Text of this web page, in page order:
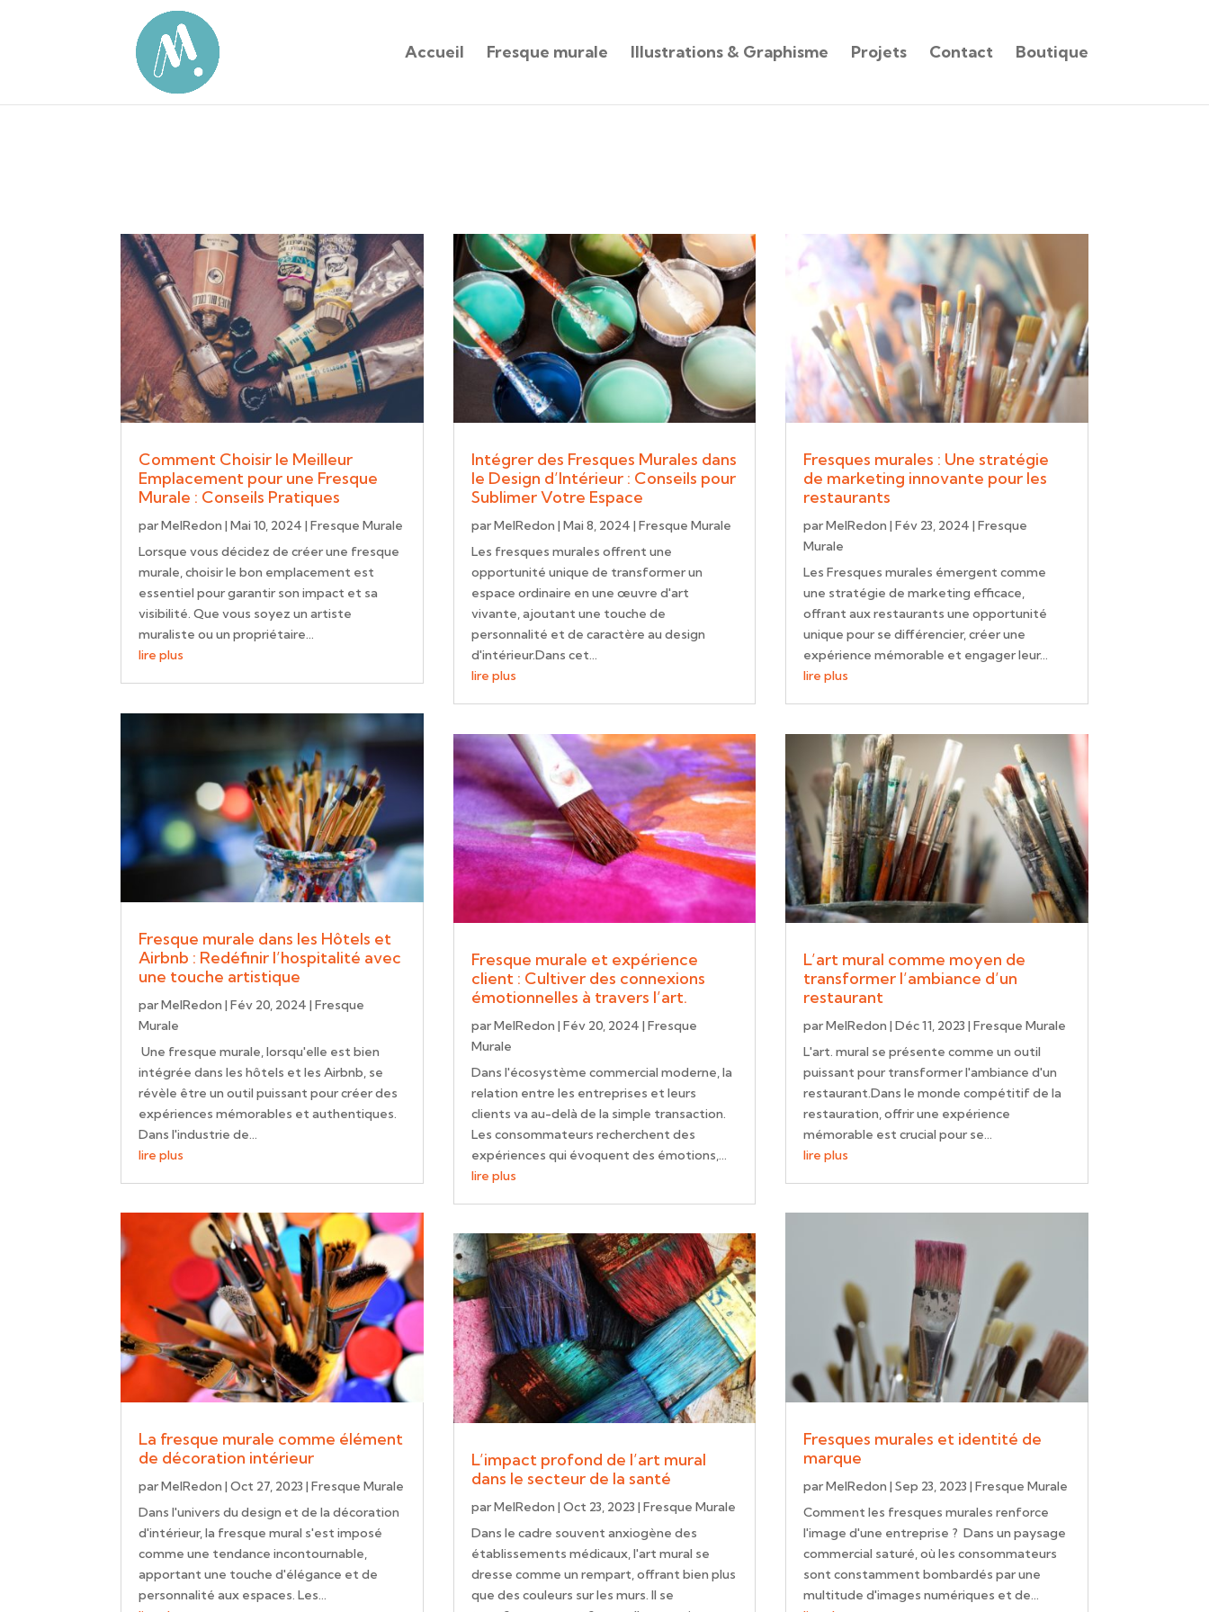
Accueil Fresque murale Illustrations & Graphisme Projets Contact Boutique
Comment Choisir le Meilleur
Emplacement pour une Fresque
Murale : Conseils Pratiques
parMelRedon |Mai 10, 2024 |Fresque Murale
Lorsque vous décidez de créer une fresque
murale, choisir le bon emplacement est
essentiel pour garantir son impact et sa
visibilité. Que vous soyez un artiste
muraliste ou un propriétaire...
lire plus
Fresque murale dans les Hôtels et
Airbnb : Redéfinir l’hospitalité avec
une touche artistique
parMelRedon |Fév 20, 2024 |Fresque
Murale
Une fresque murale, lorsqu'elle est bien
intégrée dans les hôtels et les Airbnb, se
révèle être un outil puissant pour créer des
expériences mémorables et authentiques.
Dans l'industrie de...
lire plus
La fresque murale comme élément
de décoration intérieur
parMelRedon |Oct 27, 2023 |Fresque Murale
Dans l'univers du design et de la décoration
d'intérieur, la fresque mural s'est imposé
comme une tendance incontournable,
apportant une touche d'élégance et de
personnalité aux espaces. Les...
Intégrer des Fresques Murales dans
le Design d’Intérieur : Conseils pour
Sublimer Votre Espace
parMelRedon | Mai 8, 2024 | Fresque Murale
Les fresques murales offrent une
opportunité unique de transformer un
espace ordinaire en une œuvre d'art
vivante, ajoutant une touche de
personnalité et de caractère au design
d'intérieur.Dans cet...
lire plus
Fresque murale et expérience
client : Cultiver des connexions
émotionnelles à travers l’art.
parMelRedon | Fév 20, 2024 | Fresque
Murale
Dans l'écosystème commercial moderne, la
relation entre les entreprises et leurs
clients va au-delà de la simple transaction.
Les consommateurs recherchent des
expériences qui évoquent des émotions,...
lire plus
L’impact profond de l’art mural
dans le secteur de la santé
parMelRedon | Oct 23, 2023 | Fresque Murale
Dans le cadre souvent anxiogène des
établissements médicaux, l'art mural se
dresse comme un rempart, offrant bien plus
que des couleurs sur les murs. Il se
Fresques murales : Une stratégie
de marketing innovante pour les
restaurants
parMelRedon | Fév 23, 2024 | Fresque
Murale
Les Fresques murales émergent comme
une stratégie de marketing efficace,
offrant aux restaurants une opportunité
unique pour se différencier, créer une
expérience mémorable et engager leur...
lire plus
L’art mural comme moyen de
transformer l’ambiance d’un
restaurant
parMelRedon | Déc 11, 2023 | Fresque Murale
L'art. mural se présente comme un outil
puissant pour transformer l'ambiance d'un
restaurant.Dans le monde compétitif de la
restauration, offrir une expérience
mémorable est crucial pour se...
lire plus
Fresques murales et identité de
marque
parMelRedon | Sep 23, 2023 | Fresque Murale
Comment les fresques murales renforce
l'image d'une entreprise ? Dans un paysage
commercial saturé, où les consommateurs
sont constamment bombardés par une
multitude d'images numériques et de...